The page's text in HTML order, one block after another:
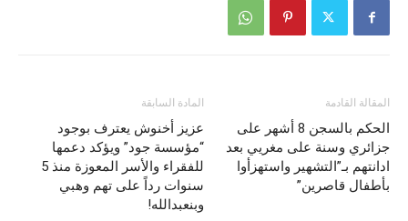
المادة السابقة
عزيز أخنوش يعترف بوجود
“مؤسسة جود” ويؤكد دعمها
للفقراء والأسر المعوزة منذ 5
سنوات رداً على تهم وهبي
وبنعبدالله!
المقالة القادمة
الحكم بالسجن 8 أشهر على
جزائري وسنة على مغريي بعد
ادانتهم بـ”التشهير واستهزأوا
بأطفال قاصرين”